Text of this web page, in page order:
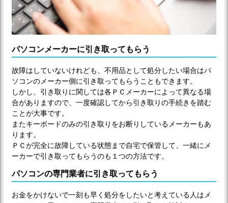
パソコンメーカーに引き取ってもらう
故障はしていないけれども、不用品として処分したい場合はパ
ソコンのメーカー側に引き取ってもらうこともできます。
しかし、引き取りに関しては各ＰＣメーカーによって異なる場
合がありますので、一度確認してから引き取りの手続きを踏む
ことが大事です。
またキーボードのみの引き取りをお断りしているメーカーもあ
ります。
ＰＣが完全に故障している状態まで自宅で保管して、一緒にメ
ーカーで引き取ってもらうのも１つの方法です。
パソコンの専門業者に引き取ってもらう
お金をかけないで一刻も早く処分をしたいと考えている人はメ